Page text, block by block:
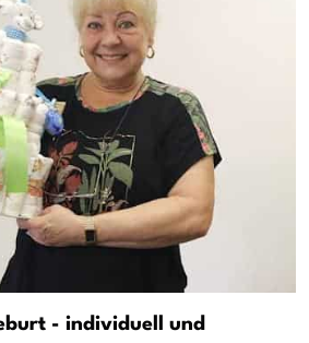
- individuell und